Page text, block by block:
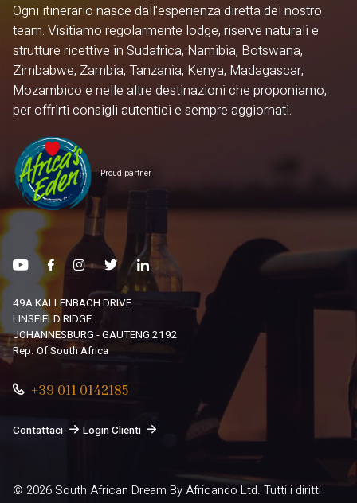
Ogni itinerario nasce dall'esperienza diretta del nostro
team. Visitiamo regolarmente lodge, riserve naturali e
strutture ricettive in Sudafrica, Namibia, Botswana,
Zimbabwe, Zambia, Tanzania, Kenya, Madagascar,
Mozambico e nelle altre destinazioni che proponiamo,
per offrirti consigli autentici e sempre aggiornati.
Proud partner
49A KALLENBACH DRIVE
LINSFIELD RIDGE
JOHANNESBURG - GAUTENG 2192
Rep. Of South Africa
+39 011 0142185
Contattaci Login Clienti
© 2026 South African Dream By Africando Ltd. Tutti i diritti